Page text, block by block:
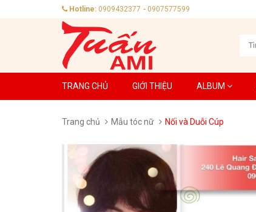
Hotline: 0909432377 - 0907577599
TRANG CHỦ GIỚI THIỆU ALBUM
Trang chủ Mẫu tóc nữ Nối và Duỗi Cúp